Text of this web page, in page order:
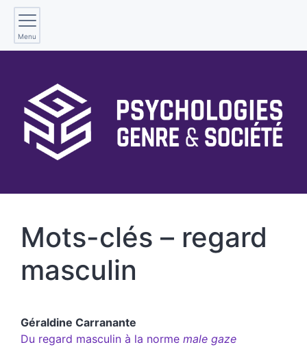
Menu
Mots-clés – regard
masculin
Géraldine Carranante
Du regard masculin à la norme male gaze